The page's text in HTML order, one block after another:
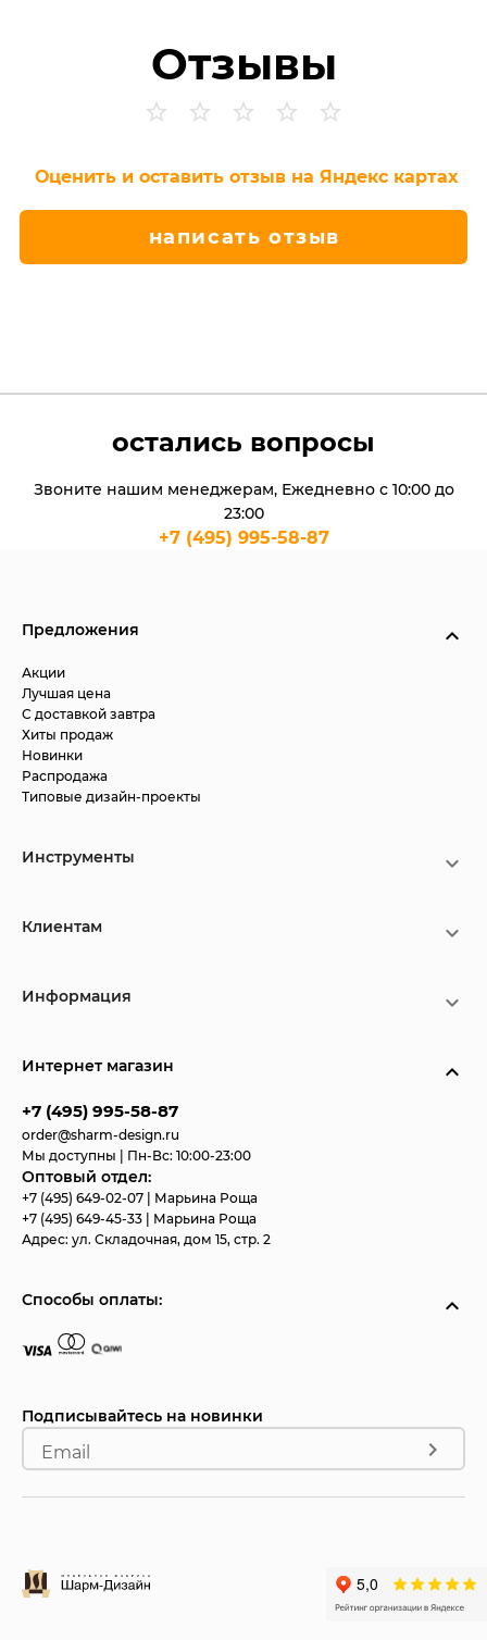
Отзывы
Оценить и оставить отзыв на Яндекс картах
написать отзыв
остались вопросы
Звоните нашим менеджерам, Ежедневно с 10:00 до
23:00
+7 (495) 995-58-87
Предложения
Акции
Лучшая цена
С доставкой завтра
Хиты продаж
Новинки
Распродажа
Типовые дизайн-проекты
Инструменты
Клиентам
Информация
Интернет магазин
+7 (495) 995-58-87
order@sharm-design.ru
Мы доступны | Пн-Вс: 10:00-23:00
Оптовый отдел:
+7 (495) 649-02-07
| Марьина Роща
+7 (495) 649-45-33
| Марьина Роща
Адрес: ул. Складочная, дом 15, стр. 2
Способы оплаты:
Подписывайтесь на новинки
Email